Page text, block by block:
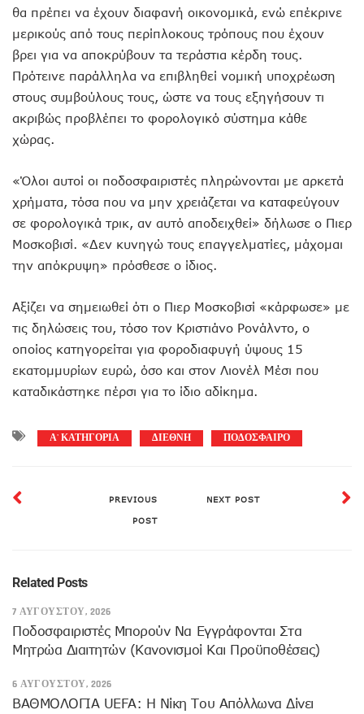
θα πρέπει να έχουν διαφανή οικονομικά, ενώ επέκρινε
μερικούς από τους περίπλοκους τρόπους που έχουν
βρει για να αποκρύβουν τα τεράστια κέρδη τους.
Πρότεινε παράλληλα να επιβληθεί νομική υποχρέωση
στους συμβούλους τους, ώστε να τους εξηγήσουν τι
ακριβώς προβλέπει το φορολογικό σύστημα κάθε
χώρας.
«Όλοι αυτοί οι ποδοσφαιριστές πληρώνονται με αρκετά
χρήματα, τόσα που να μην χρειάζεται να καταφεύγουν
σε φορολογικά τρικ, αν αυτό αποδειχθεί» δήλωσε ο Πιερ
Μοσκοβισί. «Δεν κυνηγώ τους επαγγελματίες, μάχομαι
την απόκρυψη» πρόσθεσε ο ίδιος.
Αξίζει να σημειωθεί ότι ο Πιερ Μοσκοβισί «κάρφωσε» με
τις δηλώσεις του, τόσο τον Κριστιάνο Ρονάλντο, ο
οποίος κατηγορείται για φοροδιαφυγή ύψους 15
εκατομμυρίων ευρώ, όσο και στον Λιονέλ Μέσι που
καταδικάστηκε πέρσι για το ίδιο αδίκημα.
Α' ΚΑΤΗΓΟΡΙΑ ΔΙΕΘΝΗ ΠΟΔΟΣΦΑΙΡΟ
PREVIOUS
POST
NEXT POST
Related Posts
7 ΑΥΓΟΎΣΤΟΥ, 2026
Ποδοσφαιριστές Μπορούν Να Εγγράφονται Στα
Μητρώα Διαιτητών (κανονισμοί Και Προϋποθέσεις)
6 ΑΥΓΟΎΣΤΟΥ, 2026
ΒΑΘΜΟΛΟΓΙΑ UEFA: Η Νίκη Του Απόλλωνα Δίνει